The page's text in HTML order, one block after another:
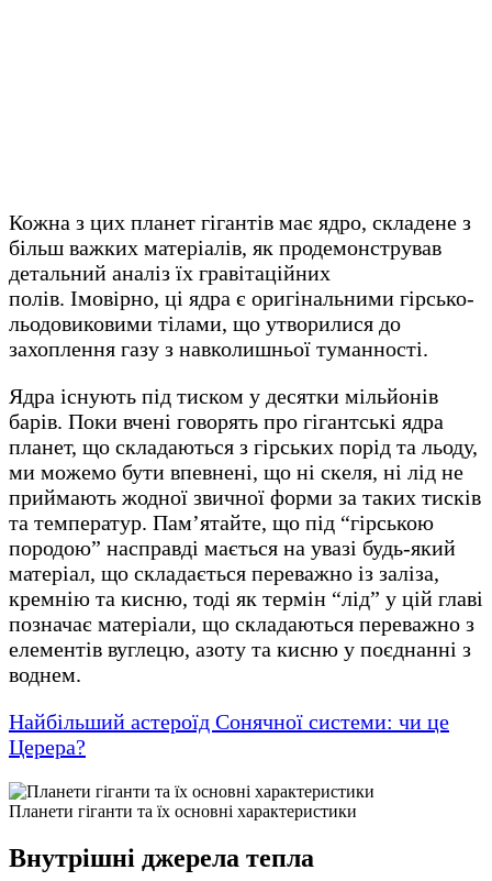
Кожна з цих планет гігантів має ядро, складене з
більш важких матеріалів, як продемонстрував
детальний аналіз їх гравітаційних
полів. Імовірно, ці ядра є оригінальними гірсько-
льодовиковими тілами, що утворилися до
захоплення газу з навколишньої туманності.
Ядра існують під тиском у десятки мільйонів
барів. Поки вчені говорять про гігантські ядра
планет, що складаються з гірських порід та льоду,
ми можемо бути впевнені, що ні скеля, ні лід не
приймають жодної звичної форми за таких тисків
та температур. Пам’ятайте, що під “гірською
породою” насправді мається на увазі будь-який
матеріал, що складається переважно із заліза,
кремнію та кисню, тоді як термін “лід” у цій главі
позначає матеріали, що складаються переважно з
елементів вуглецю, азоту та кисню у поєднанні з
воднем.
Найбільший астероїд Сонячної системи: чи це
Церера?
Планети гіганти та їх основні характеристики
Внутрішні джерела тепла